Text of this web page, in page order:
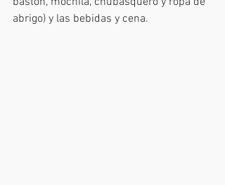
abrigo) y las bebidas y cena.